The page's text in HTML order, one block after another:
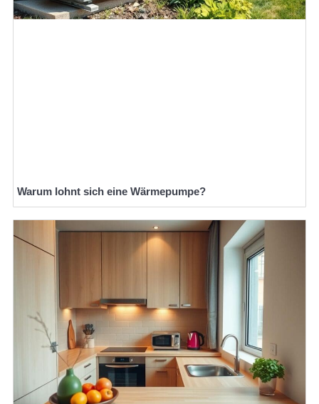
Warum lohnt sich eine Wärmepumpe?